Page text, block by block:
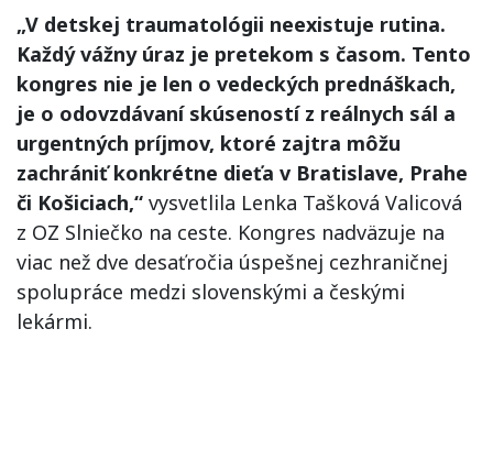
„V detskej traumatológii neexistuje rutina.
Každý vážny úraz je pretekom s časom. Tento
kongres nie je len o vedeckých prednáškach,
je o odovzdávaní skúseností z reálnych sál a
urgentných príjmov, ktoré zajtra môžu
zachrániť konkrétne dieťa v Bratislave, Prahe
či Košiciach,“ vysvetlila Lenka Tašková Valicová
z OZ Slniečko na ceste. Kongres nadväzuje na
viac než dve desaťročia úspešnej cezhraničnej
spolupráce medzi slovenskými a českými
lekármi.